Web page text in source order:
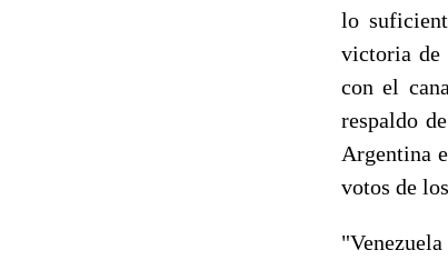
lo
victoria de
con el
respaldo
Argentina
votos de